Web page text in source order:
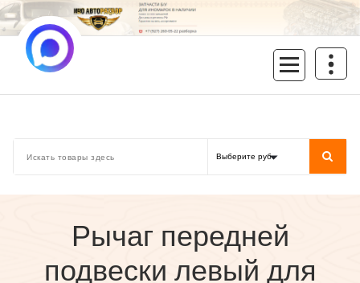
Перейти
к
содержимому
Рычаг передней
подвески левый для